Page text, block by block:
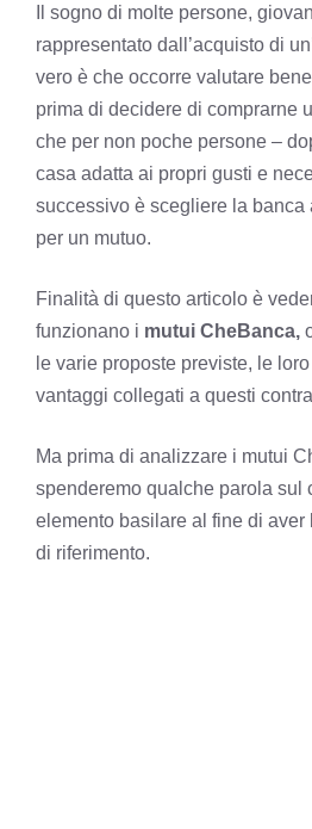
Il sogno di molte persone,
rappresentato dall’acquisto di
vero è che occorre valutare
prima di decidere di comprarne
che per non poche persone –
casa adatta ai propri gusti e
successivo è scegliere la banca
per un mutuo.
Finalità di questo articolo è
funzionano i mutui CheBanca,
le varie proposte previste, le
vantaggi collegati a questi
Ma prima di analizzare i mutui
spenderemo qualche parola sul
elemento basilare al fine di aver
di riferimento.